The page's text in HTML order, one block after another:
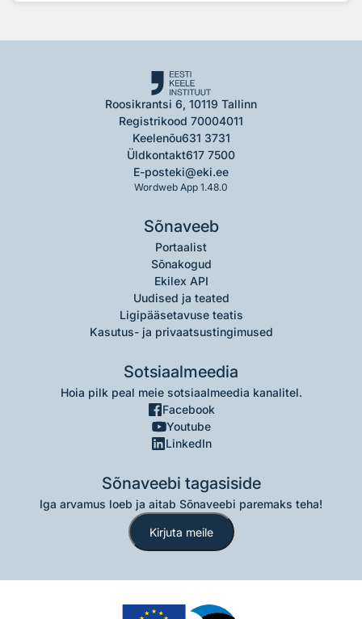
Roosikrantsi 6, 10119 Tallinn
Registrikood 70004011
Keelenõu631 3731
Üldkontakt617 7500
E-posteki@eki.ee
Wordweb App 1.48.0
Sõnaveeb
Portaalist
Sõnakogud
Ekilex API
Uudised ja teated
Ligipääsetavuse teatis
Kasutus- ja privaatsustingimused
Sotsiaalmeedia
Hoia pilk peal meie sotsiaalmeedia kanalitel.
Facebook
Youtube
LinkedIn
Sõnaveebi tagasiside
Iga arvamus loeb ja aitab Sõnaveebi paremaks teha!
Kirjuta meile